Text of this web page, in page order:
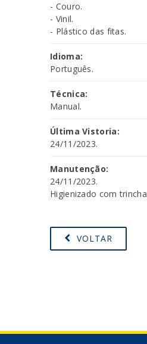
- Couro.
- Vinil.
- Plástico das fitas.
Idioma:
Português.
Técnica:
Manual.
Última Vistoria:
24/11/2023.
Manutenção:
24/11/2023.
Higienizado com trincha
VOLTAR